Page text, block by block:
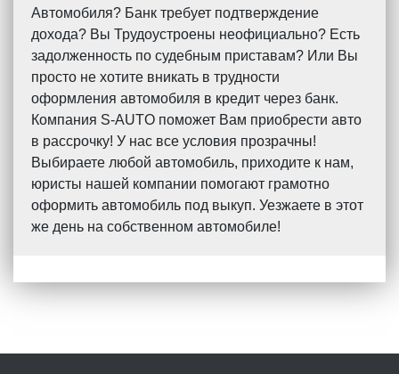
Автомобиля? Банк требует подтверждение
дохода? Вы Трудоустроены неофициально? Есть
задолженность по судебным приставам? Или Вы
просто не хотите вникать в трудности
оформления автомобиля в кредит через банк.
Компания S-AUTO поможет Вам приобрести авто
в рассрочку! У нас все условия прозрачны!
Выбираете любой автомобиль, приходите к нам,
юристы нашей компании помогают грамотно
оформить автомобиль под выкуп. Уезжаете в этот
же день на собственном автомобиле!